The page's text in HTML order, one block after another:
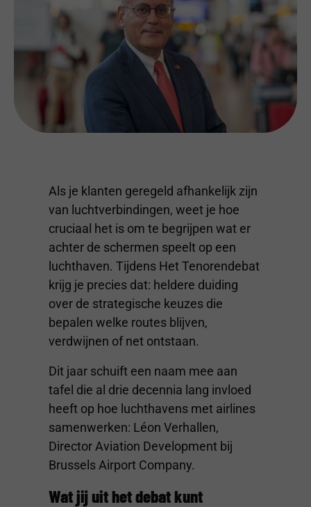
Als je klanten geregeld afhankelijk zijn
van luchtverbindingen, weet je hoe
cruciaal het is om te begrijpen wat er
achter de schermen speelt op een
luchthaven. Tijdens Het Tenorendebat
krijg je precies dat: heldere duiding
over de strategische keuzes die
bepalen welke routes blijven,
verdwijnen of net ontstaan.
Dit jaar schuift een naam mee aan
tafel die al drie decennia lang invloed
heeft op hoe luchthavens met airlines
samenwerken: Léon Verhallen,
Director Aviation Development bij
Brussels Airport Company.
Wat jij uit het debat kunt